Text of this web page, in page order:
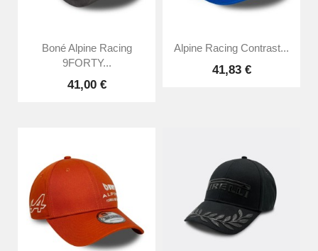
Boné Alpine Racing
9FORTY...
41,00 €
Alpine Racing Contrast...
41,83 €